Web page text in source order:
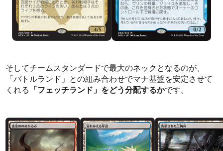
そしてチームスタンダードで最大のネックとなるのが、
「バトルランド」との組み合わせでマナ基盤を安定させて
くれる 「フェッチランド」をどう分配するかです。